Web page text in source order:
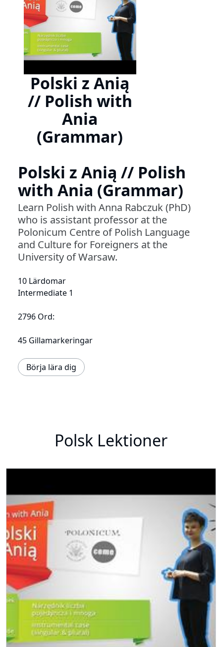
Polski z Anią
// Polish with
Ania
(Grammar)
Polski z Anią // Polish
with Ania (Grammar)
Learn Polish with Anna Rabczuk (PhD)
who is assistant professor at the
Polonicum Centre of Polish Language
and Culture for Foreigners at the
University of Warsaw.
10 Lärdomar
Intermediate 1
2796 Ord:
45 Gillamarkeringar
Börja lära dig
Polsk Lektioner